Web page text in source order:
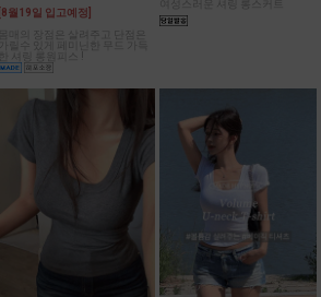
[8월19일 입고예정]
한 셔링 롱원피스 !